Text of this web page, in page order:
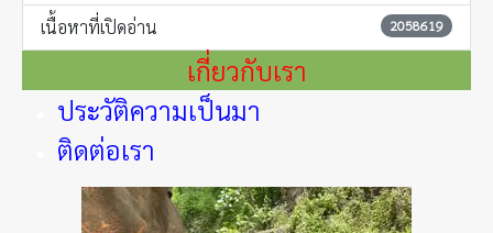
เนื้อหาที่เปิดอ่าน 2058619
เกี่ยวกับเรา
ประวัติความเป็นมา
ติดต่อเรา